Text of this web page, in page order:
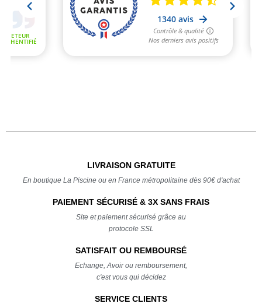
LIVRAISON GRATUITE
En boutique La Piscine ou en France métropolitaine dès 90€ d'achat
PAIEMENT SÉCURISÉ & 3X SANS FRAIS
Site et paiement sécurisé grâce au
protocole SSL
SATISFAIT OU REMBOURSÉ
Echange, Avoir ou remboursement,
c'est vous qui décidez
SERVICE CLIENTS